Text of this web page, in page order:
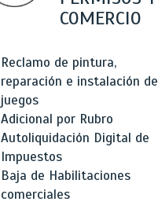
COMERCIO
Reclamo de pintura,
reparación e instalación de
juegos
Adicional por Rubro
Autoliquidación Digital de
Impuestos
Baja de Habilitaciones
comerciales